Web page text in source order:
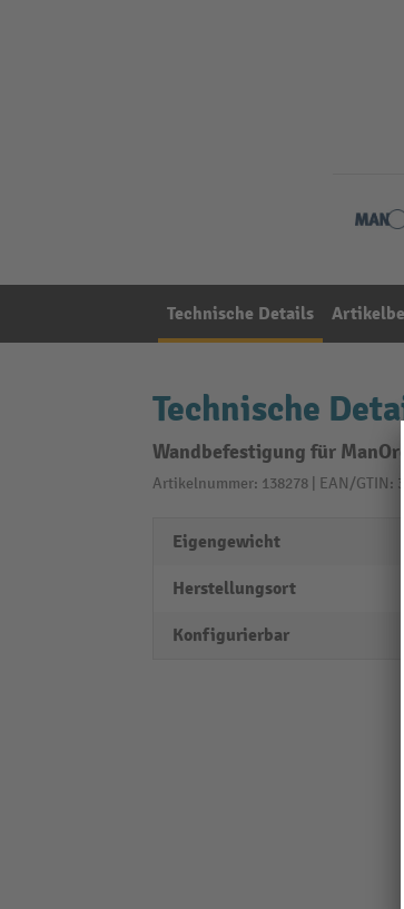
Technische Details
Technische
Wandbefestigung für
Artikelnummer: 138278 | EAN/GTIN:
Eigengewicht
Herstellungsort
Konfigurierbar